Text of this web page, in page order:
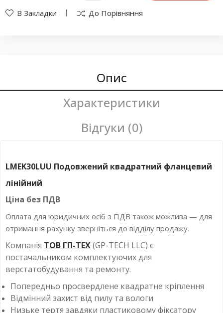
В Закладки До Порівняння
Опис
Характеристики
Відгуки (0)
LMEK30LUU Подовжений квадратний фланцевий
лінійний
Ціна без ПДВ
Оплата для юридичних осіб з ПДВ також можлива — для
отримання рахунку зверніться до відділу продажу.
Компанія ТОВ ГП-ТЕХ(GP-TECH LLC) є
постачальником комплектуючих для
верстатобудування та ремонту.
Попередньо просвердлене квадратне кріплення
Відмінний захист від пилу та вологи
Низьке тертя завдяки пластиковому фіксатору